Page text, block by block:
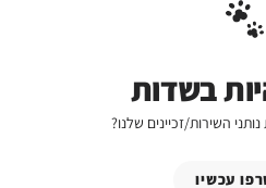
בשדות
השירות/זכיינים שלנו?
עכשיו